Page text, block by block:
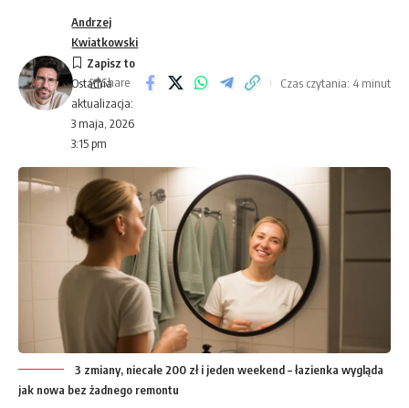
Ostatnia
aktualizacja:
3 maja, 2026
3:15 pm
Andrzej
Kwiatkowski
Share Czas czytania: 4 minut
3 zmiany, niecałe 200 zł i jeden weekend – łazienka wygląda
jak nowa bez żadnego remontu